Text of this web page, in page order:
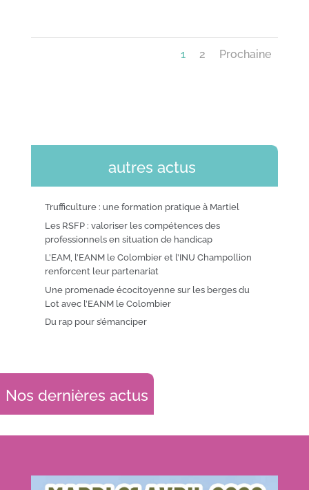
1 2 Prochaine
autres actus
Trufficulture : une formation pratique à Martiel
Les RSFP : valoriser les compétences des
professionnels en situation de handicap
L’EAM, l’EANM le Colombier et l’INU Champollion
renforcent leur partenariat
Une promenade écocitoyenne sur les berges du
Lot avec l’EANM le Colombier
Du rap pour s’émanciper
Nos dernières actus